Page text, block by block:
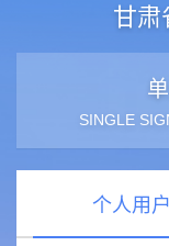
甘肃
SINGLE
个人用户